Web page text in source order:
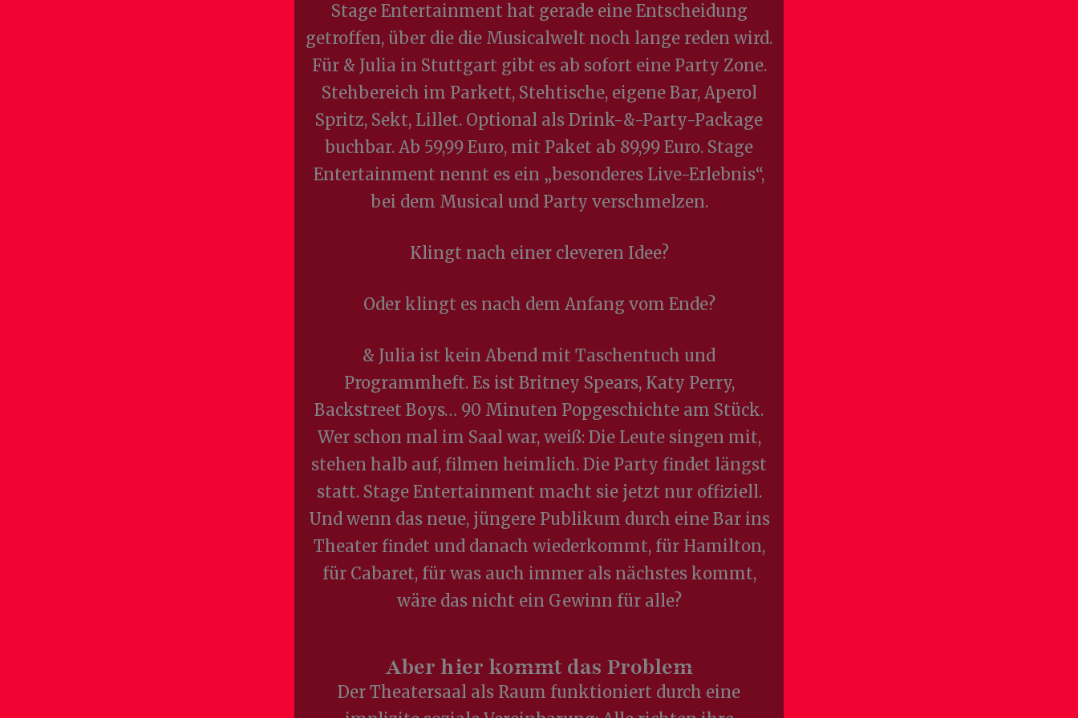
Stage Entertainment hat gerade eine Entscheidung
getroffen, über die die Musicalwelt noch lange reden wird.
Für & Julia in Stuttgart gibt es ab sofort eine Party Zone.
Stehbereich im Parkett, Stehtische, eigene Bar, Aperol
Spritz, Sekt, Lillet. Optional als Drink-&-Party-Package
buchbar. Ab 59,99 Euro, mit Paket ab 89,99 Euro. Stage
Entertainment nennt es ein „besonderes Live-Erlebnis“,
bei dem Musical und Party verschmelzen.
Klingt nach einer cleveren Idee?
Oder klingt es nach dem Anfang vom Ende?
& Julia ist kein Abend mit Taschentuch und
Programmheft. Es ist Britney Spears, Katy Perry,
Backstreet Boys… 90 Minuten Popgeschichte am Stück.
Wer schon mal im Saal war, weiß: Die Leute singen mit,
stehen halb auf, filmen heimlich. Die Party findet längst
statt. Stage Entertainment macht sie jetzt nur offiziell.
Und wenn das neue, jüngere Publikum durch eine Bar ins
Theater findet und danach wiederkommt, für Hamilton,
für Cabaret, für was auch immer als nächstes kommt,
wäre das nicht ein Gewinn für alle?
Aber hier kommt das Problem
Der Theatersaal als Raum funktioniert durch eine